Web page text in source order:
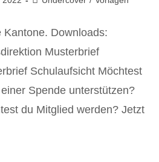
Downloads:
Musterbrief
Schulaufsicht Möchtest
Spende unterstützen?
du Mitglied werden? Jetzt